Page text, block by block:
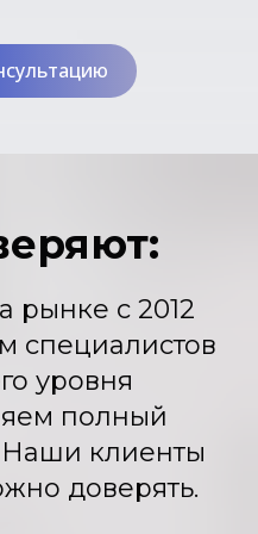
рынке с 2012
специалистов
уровня
полный
Наши клиенты
доверять.